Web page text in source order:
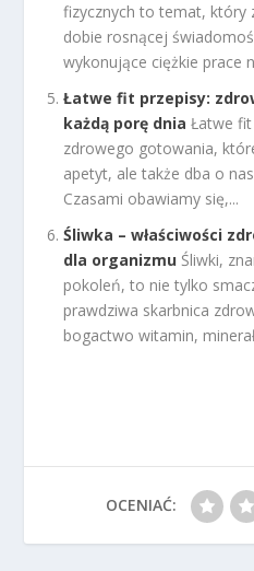
fizycznych to temat, który
dobie rosnącej
wykonujące ciężkie prace
Łatwe fit przepisy:
każdą porę dnia Łatwe
zdrowego gotowania,
apetyt, ale także dba o
Czasami obawiamy się,...
Śliwka – właściwości
dla organizmu Śliwki,
pokoleń, to nie tylko
prawdziwa skarbnica
bogactwo witamin,
OCENIAĆ: